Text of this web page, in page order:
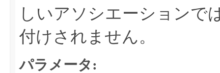
しいアソシエーションで
付けされません。
パラメータ: